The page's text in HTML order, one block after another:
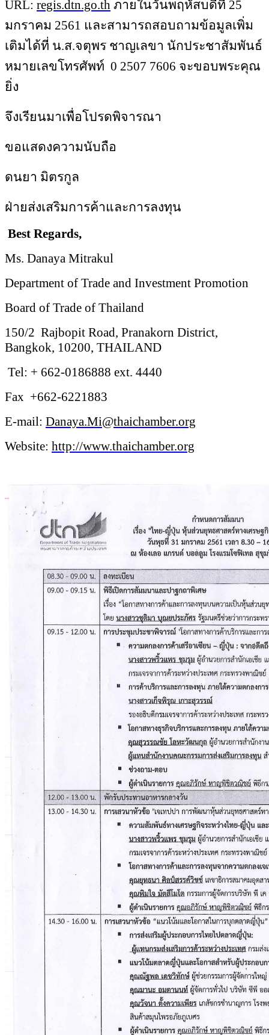
URL: regis.dtn.go.th ภายในวันพฤหัสบดีที่ 25
มกราคม 2561 และสามารถสอบถามข้อมูลเพิ่ม
เติมได้ที่ น.ส.จตุพร ชาญเลขา นักประชาสัมพันธ์
หมายเลขโทรศัพท์ 0 2507 7606 จะขอบพระคุณ
ยิ่ง
จึงเรียนมาเพื่อโปรดพิจารณา
ขอแสดงความนับถือ
ดนยา มิตรกูล
ฝ่ายส่งเสริมการค้าและการลงทุน
Best Regards,
Ms. Danaya Mitrakul
Department of Trade and Investment Promotion
Board of Trade of Thailand
150/2 Rajbopit Road, Pranakorn District,
Bangkok, 10200, THAILAND
Tel: + 662-0186888 ext. 4440
Fax +662-6221883
E-mail: Danaya.Mi@thaichamber.org
Website: http://www.thaichamber.org